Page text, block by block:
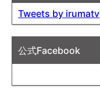
Tweets by irumatv
公式Facebook